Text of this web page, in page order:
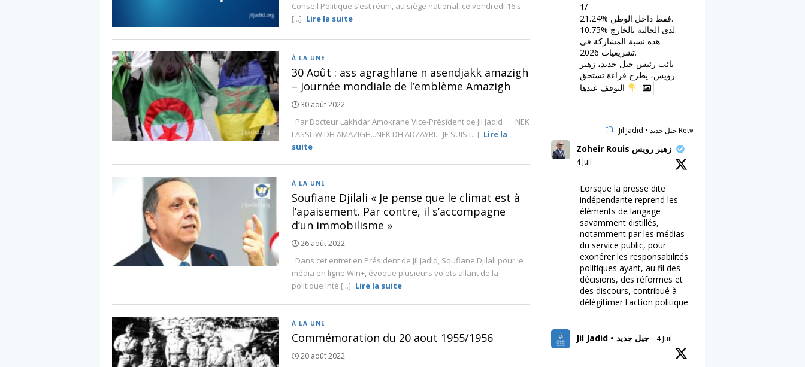
Conseil Politique s’est réuni, au siège national, ce vendredi 16 s
[...] Lire la suite
À LA UNE
30 Août : ass agraghlane n asendjakk amazigh
– Journée mondiale de l’emblème Amazigh
30 août 2022
Par Docteur Lakhdar Amokrane Vice-Président de Jil Jadid NEK
LASSLIW DH AMAZIGH...NEK DH ADZAYRI... JE SUIS [...] Lire la
suite
À LA UNE
Soufiane Djilali « Je pense que le climat est à
l’apaisement. Par contre, il s’accompagne
d’un immobilisme »
26 août 2022
Dans cet entretien Président de Jil Jadid, Soufiane Djilali pour le
média en ligne Win+, évoque plusieurs volets allant de la
politique inté [...] Lire la suite
À LA UNE
Commémoration du 20 aout 1955/1956
20 août 2022
1/
21.24% فقط داخل الوطن.
10.75% لدى الجالية بالخارج.
هذه نسبة المشاركة في
تشريعيات 2026.
نائب رئيس جيل جديد، زهير
رويس، يطرح قراءة تستحق
Jil Jadid • جيل جديد Retweeté
Zoheir Rouis زهير رويس
4 Juil
Lorsque la presse dite
indépendante reprend les
éléments de langage
savamment distillés,
notamment par les médias
du service public, pour
exonérer les responsabilités
politiques ayant, au fil des
décisions, des réformes et
des discours, contribué à
délégitimer l'action politique
Jil Jadid • جيل جديد 4 Juil